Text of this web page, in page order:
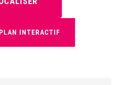
INTERACTIF